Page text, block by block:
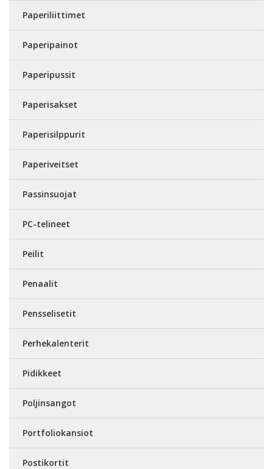
Paperiliittimet
Paperipainot
Paperipussit
Paperisakset
Paperisilppurit
Paperiveitset
Passinsuojat
PC-telineet
Peilit
Penaalit
Pensselisetit
Perhekalenterit
Pidikkeet
Poljinsangot
Portfoliokansiot
Postikortit